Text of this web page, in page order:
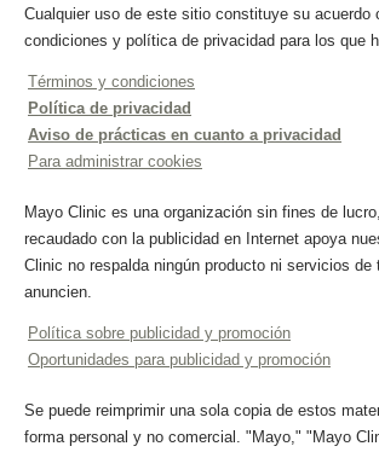
Cualquier uso de este sitio constituye su acuerdo
condiciones y política de privacidad para los que
Términos y condiciones
Política de privacidad
Aviso de prácticas en cuanto a privacidad
Para administrar cookies
Mayo Clinic es una organización sin fines de
recaudado con la publicidad en Internet apoya
Clinic no respalda ningún producto ni servicios de
anuncien.
Política sobre publicidad y promoción
Oportunidades para publicidad y promoción
Se puede reimprimir una sola copia de estos
forma personal y no comercial. "Mayo," "Mayo